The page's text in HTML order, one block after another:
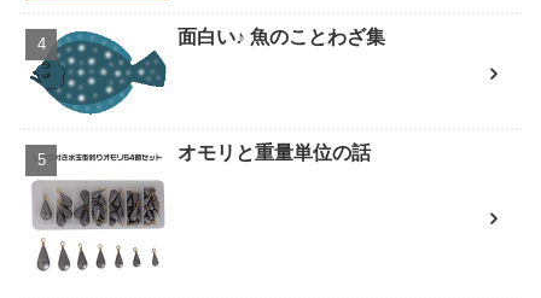
面白い♪ 魚のことわざ集
オモリと重量単位の話